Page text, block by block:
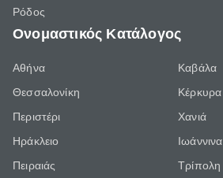
Ρόδος
Ονομαστικός Κατάλογος
Αθήνα
Θεσσαλονίκη
Περιστέρι
Ηράκλειο
Πειραιάς
Καβάλα
Κέρκυρα
Χανιά
Ιωάννινα
Τρίπολη